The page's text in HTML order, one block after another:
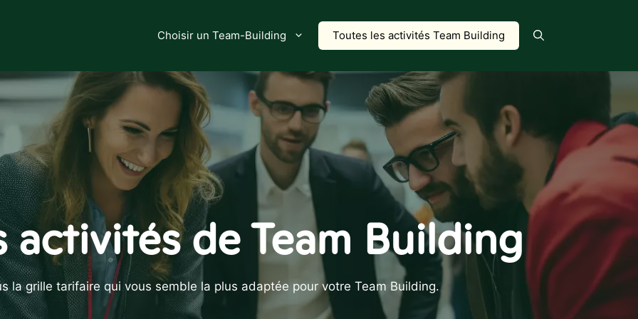
Choisir un Team-Building Toutes les activités Team Building
activités de Team Building
la grille tarifaire qui vous semble la plus adaptée pour votre Team Building.